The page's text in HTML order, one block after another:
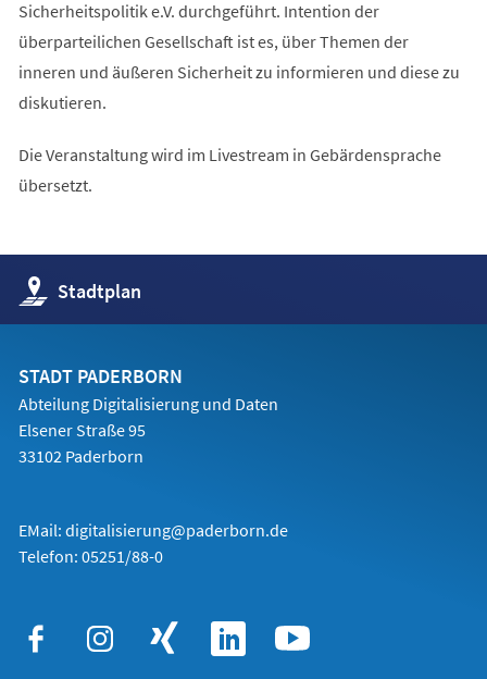
Sicherheitspolitik e.V. durchgeführt. Intention der
überparteilichen Gesellschaft ist es, über Themen der
inneren und äußeren Sicherheit zu informieren und diese zu
diskutieren.
Die Veranstaltung wird im Livestream in Gebärdensprache
übersetzt.
Stadtplan
(Öffnet
in
einem
Tab)
STADT PADERBORN
Abteilung Digitalisierung und Daten
Elsener Straße 95
33102 Paderborn
EMail: digitalisierung@paderborn.de
Telefon: 05251/88-0